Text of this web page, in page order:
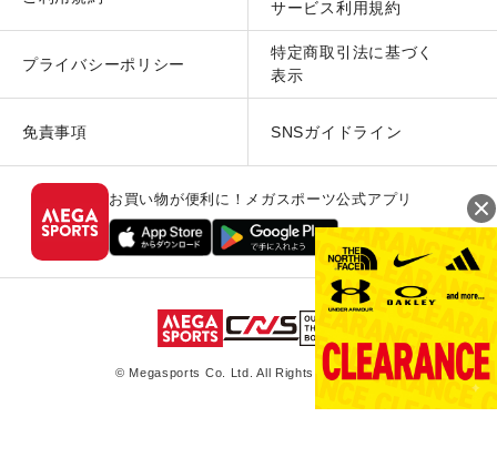
サービス利用規約
プライバシーポリシー
特定商取引法に基づく
表示
免責事項 SNSガイドライン
お買い物が便利に！メガスポーツ公式アプリ
© Megasports Co. Ltd. All Rights Reserved.